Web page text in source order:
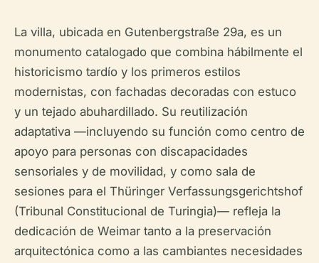
La villa, ubicada en Gutenbergstraße 29a, es un
monumento catalogado que combina hábilmente el
historicismo tardío y los primeros estilos
modernistas, con fachadas decoradas con estuco
y un tejado abuhardillado. Su reutilización
adaptativa —incluyendo su función como centro de
apoyo para personas con discapacidades
sensoriales y de movilidad, y como sala de
sesiones para el Thüringer Verfassungsgerichtshof
(Tribunal Constitucional de Turingia)— refleja la
dedicación de Weimar tanto a la preservación
arquitectónica como a las cambiantes necesidades